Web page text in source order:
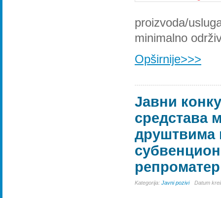
proizvoda/
minimalno
Opširnije>>>
Јавни
средстава
друштвима
Kategorija: Javni pozivi Datum